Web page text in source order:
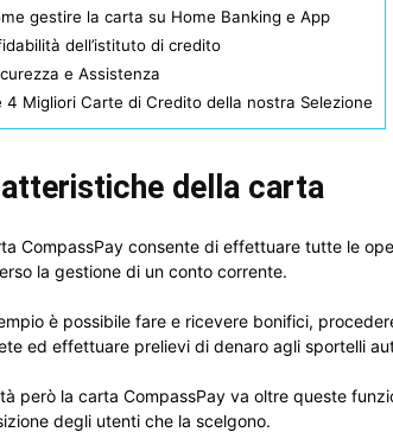
gestire la carta su Home Banking e App
dell’istituto di credito
e Assistenza
4 Migliori Carte di Credito della nostra Selezione
della carta
CompassPay consente di effettuare tutte le
la gestione di un conto corrente.
è possibile fare e ricevere bonifici,
ed effettuare prelievi di denaro agli sportelli
però la carta CompassPay va oltre queste
degli utenti che la scelgono.